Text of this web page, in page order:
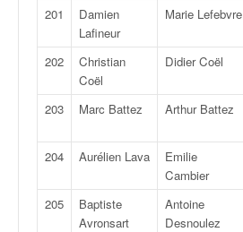
201
Damien
Lafineur
Marie Lefebvre
202
Christian
Coël
Didier Coël
203 Marc Battez Arthur Battez
204 Aurélien Lava
Emilie
Cambier
205
Baptiste
Avronsart
Antoine
Desnoulez